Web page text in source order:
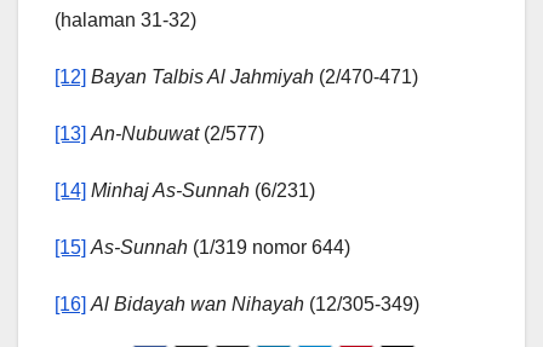
(halaman 31-32)
[12] Bayan Talbis Al Jahmiyah (2/470-471)
[13] An-Nubuwat (2/577)
[14] Minhaj As-Sunnah (6/231)
[15] As-Sunnah (1/319 nomor 644)
[16] Al Bidayah wan Nihayah (12/305-349)